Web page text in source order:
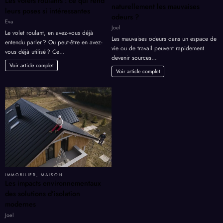
leurs poses si intéressantes
Eva
Le volet roulant, en avez-vous déjà
entendu parler ? Ou peut-être en avez-
vous déjà utilisé ? Ce…
Voir article complet
naturellement les mauvaises
odeurs ?
Joel
Les mauvaises odeurs dans un espace de
vie ou de travail peuvent rapidement
devenir sources…
Voir article complet
IMMOBILIER ,MAISON
Les impacts environnementaux
des solutions d’isolation
modernes
Joel